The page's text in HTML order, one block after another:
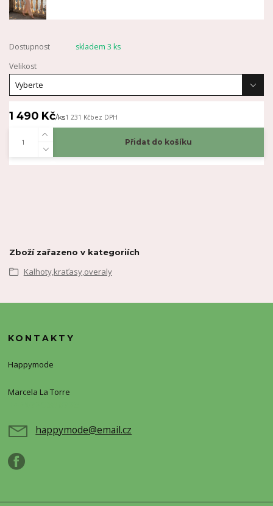
Dostupnost
skladem 3 ks
Velikost
1 490 Kč/ks1 231 Kčbez DPH
Přidat do košíku
Zboží zařazeno v kategoriích
Kalhoty,kraťasy,overaly
KONTAKTY
Happymode
Marcela La Torre
happymode@email.cz